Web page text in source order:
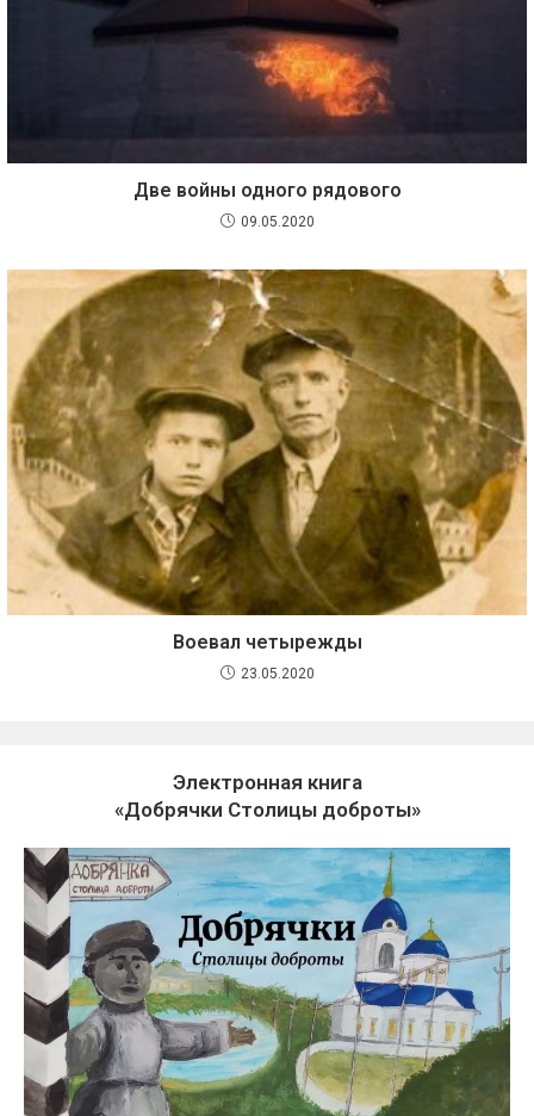
Две войны одного рядового
09.05.2020
Воевал четырежды
23.05.2020
Электронная книга
«Добрячки Столицы доброты»